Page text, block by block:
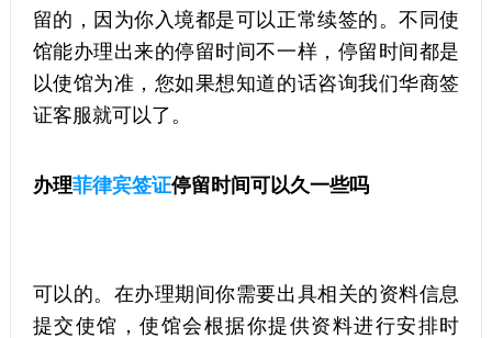
留的，因为你入境都是可以正常续签的。不同使
馆能办理出来的停留时间不一样，停留时间都是
以使馆为准，您如果想知道的话咨询我们华商签
证客服就可以了。
办理菲律宾签证停留时间可以久一些吗
可以的。在办理期间你需要出具相关的资料信息
提交使馆，使馆会根据你提供资料进行安排时